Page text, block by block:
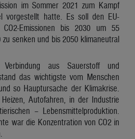
im Sommer 2021 zum Kampf
vorgestellt hatte. Es soll den EU-
Emissionen bis 2030 um 55
zu senken und bis 2050 klimaneutral
aus Sauerstoff und
das wichtigste vom Menschen
so Hauptursache der Klimakrise.
Autofahren, in der Industrie
– Lebensmittelproduktion.
war die Konzentration von CO2 in